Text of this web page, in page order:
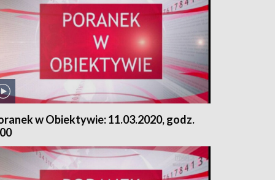
w Obiektywie: 11.03.2020, godz.